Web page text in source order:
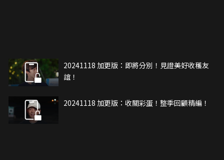
20241118 加更版：即將分別！見證美好收穫友
誼！
20241118 加更版：收關彩蛋！整季回顧精編！